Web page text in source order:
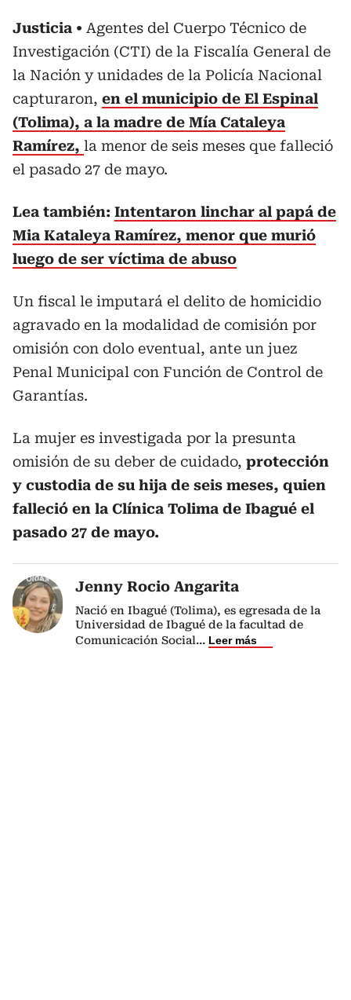
Justicia
Agentes del Cuerpo Técnico de
Investigación (CTI) de la Fiscalía General de
la Nación y unidades de la Policía Nacional
capturaron, en el municipio de El Espinal
(Tolima), a la madre de Mía Cataleya
Ramírez, la menor de seis meses que falleció
el pasado 27 de mayo.
Lea también: Intentaron linchar al papá de
Mia Kataleya Ramírez, menor que murió
luego de ser víctima de abuso
Un fiscal le imputará el delito de homicidio
agravado en la modalidad de comisión por
omisión con dolo eventual, ante un juez
Penal Municipal con Función de Control de
Garantías.
La mujer es investigada por la presunta
omisión de su deber de cuidado, protección
y custodia de su hija de seis meses, quien
falleció en la Clínica Tolima de Ibagué el
pasado 27 de mayo.
Jenny Rocio Angarita
Nació en Ibagué (Tolima), es egresada de la
Universidad de Ibagué de la facultad de
Comunicación Social... Leer más